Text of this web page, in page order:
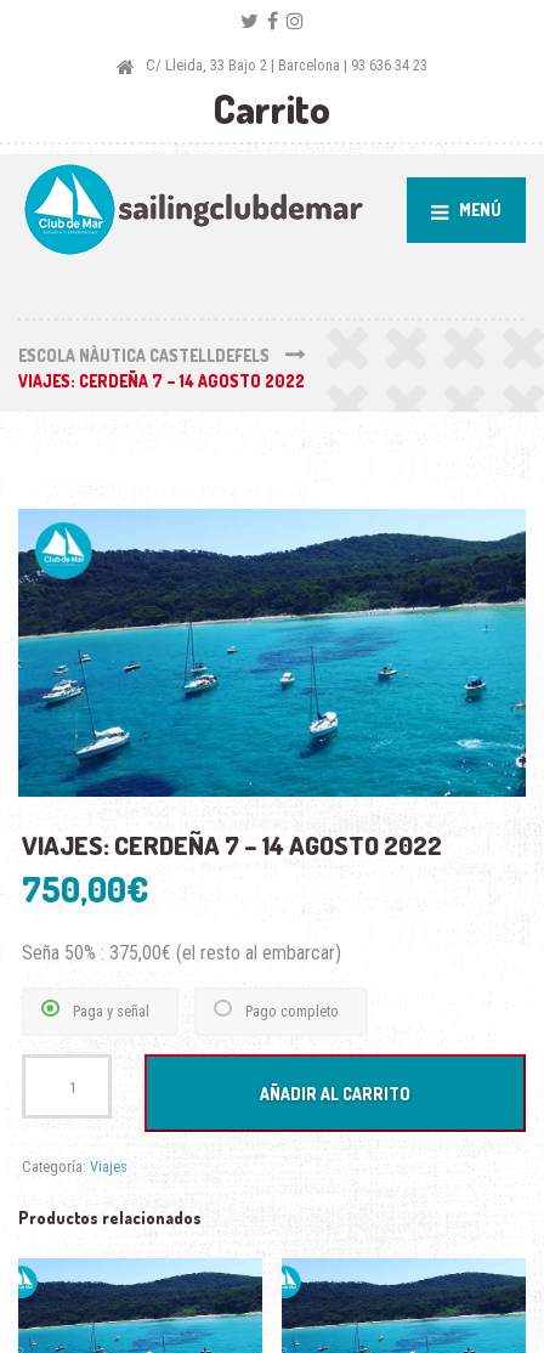
C/ Lleida, 33 Bajo 2 | Barcelona | 93 636 34 23
Carrito
MENÚ
ESCOLA NÀUTICA CASTELLDEFELS
VIAJES: CERDEÑA 7 – 14 AGOSTO 2022
VIAJES: CERDEÑA 7 – 14 AGOSTO 2022
750,00€
Seña 50% : 375,00€ (el resto al embarcar)
Pago completo
Paga y señal
Viajes:
CERDEÑA
AGOSTO
cantidad
AÑADIR AL CARRITO
Categoría: Viajes
Productos relacionados